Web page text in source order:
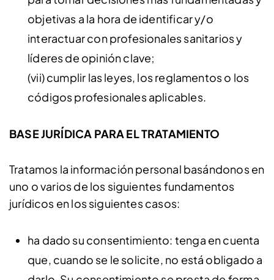
objetivas a la hora de identificar y/o
interactuar con profesionales sanitarios y
líderes de opinión clave;
(vii) cumplir las leyes, los reglamentos o los
códigos profesionales aplicables.
BASE JURÍDICA PARA EL TRATAMIENTO
Tratamos la información personal basándonos en
uno o varios de los siguientes fundamentos
jurídicos en los siguientes casos:
ha dado su consentimiento: tenga en cuenta
que, cuando se le solicite, no está obligado a